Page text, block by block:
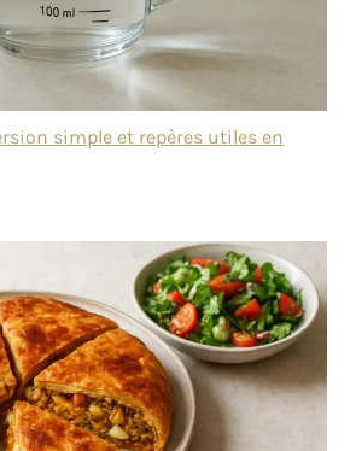
simple et repères utiles en